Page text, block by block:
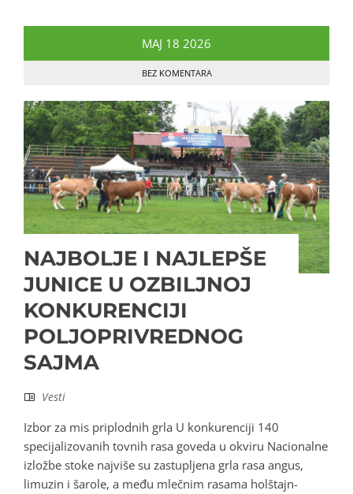
MAJ 18 2026
BEZ KOMENTARA
NAJBOLJE I NAJLEPŠE
JUNICE U OZBILJNOJ
KONKURENCIJI
POLJOPRIVREDNOG
SAJMA
Vesti
Izbor za mis priplodnih grla U konkurenciji 140
specijalizovanih tovnih rasa goveda u okviru Nacionalne
izložbe stoke najviše su zastupljena grla rasa angus,
limuzin i šarole, a među mlečnim rasama holštajn-